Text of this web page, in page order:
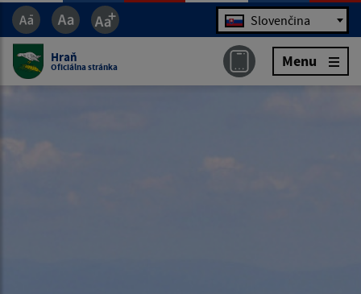
Jazyk Slovenčina
Hraň
Oficiálna stránka Menu